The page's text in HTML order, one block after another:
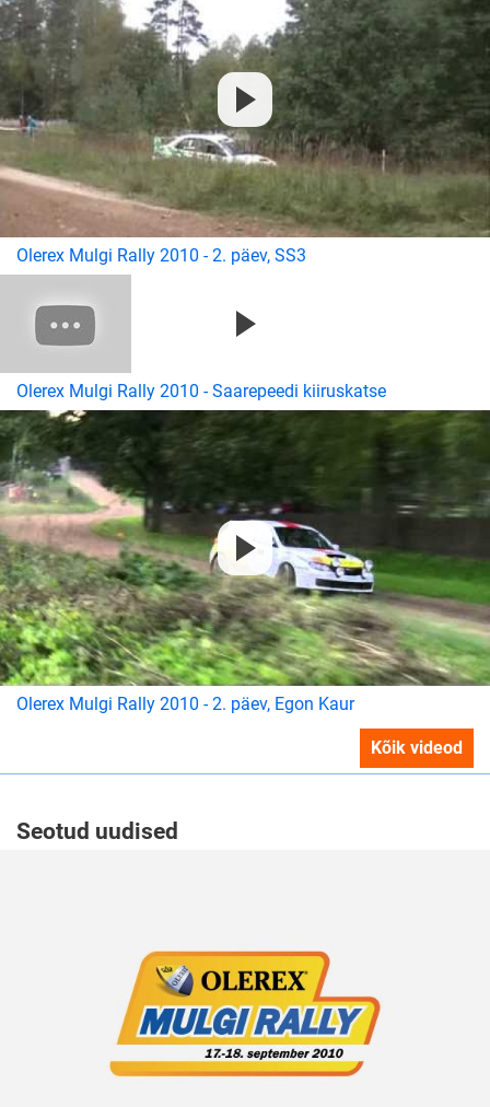
Olerex Mulgi Rally 2010 - 2. päev, SS3
Olerex Mulgi Rally 2010 - Saarepeedi kiiruskatse
Olerex Mulgi Rally 2010 - 2. päev, Egon Kaur
Kõik videod
Seotud uudised